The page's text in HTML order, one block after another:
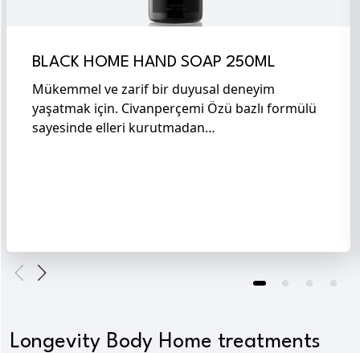
BLACK HOME HAND SOAP 250ML
Mükemmel ve zarif bir duyusal deneyim
yaşatmak için. Civanperçemi Özü bazlı formülü
sayesinde elleri kurutmadan…
Longevity Body Home treatments